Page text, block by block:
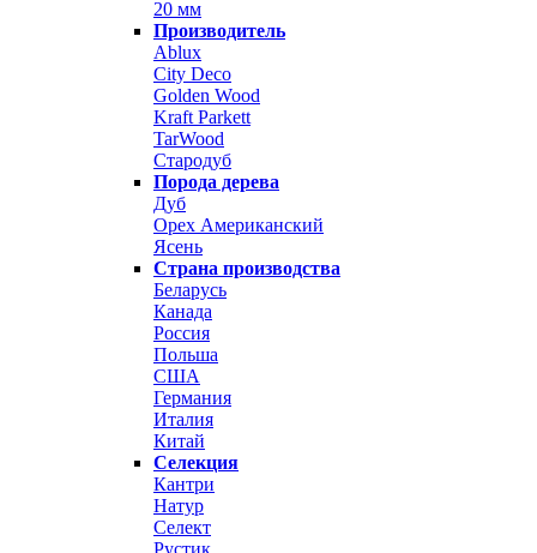
20 мм
Производитель
Ablux
City Deco
Golden Wood
Kraft Parkett
TarWood
Стародуб
Порода дерева
Дуб
Орех Американский
Ясень
Страна производства
Беларусь
Канада
Россия
Польша
США
Германия
Италия
Китай
Селекция
Кантри
Натур
Селект